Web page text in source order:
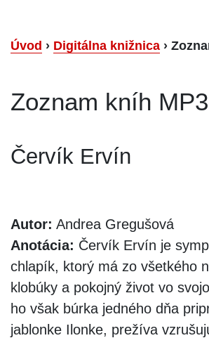
Úvod › Digitálna knižnica ›
Zoznam kníh MP3
Červík Ervín
Autor: Andrea Gregušová
Anotácia: Červík Ervín je
chlapík, ktorý má zo všetkého
klobúky a pokojný život vo
ho však búrka jedného dňa
jablonke Ilonke, prežíva